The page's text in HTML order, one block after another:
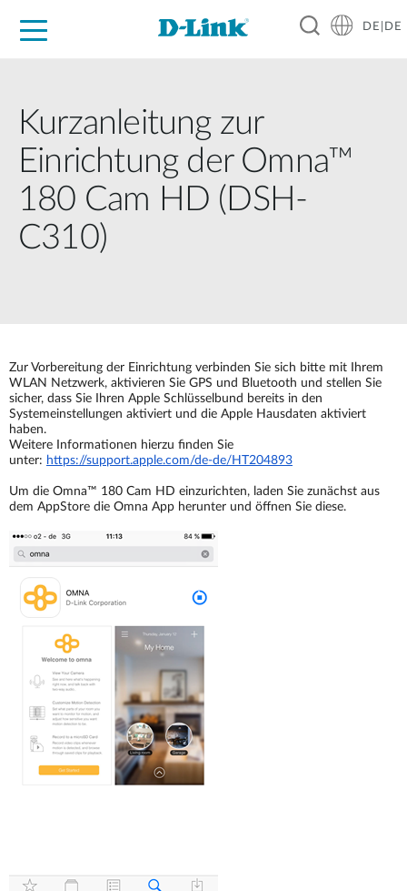
DE|DE
Kurzanleitung zur
Einrichtung der Omna™
180 Cam HD (DSH-
C310)
Zur Vorbereitung der Einrichtung verbinden Sie sich bitte mit Ihrem
WLAN Netzwerk, aktivieren Sie GPS und Bluetooth und stellen Sie
sicher, dass Sie Ihren Apple Schlüsselbund bereits in den
Systemeinstellungen aktiviert und die Apple Hausdaten aktiviert
haben.
Weitere Informationen hierzu finden Sie
unter: https://support.apple.com/de-de/HT204893
Um die Omna™ 180 Cam HD einzurichten, laden Sie zunächst aus
dem AppStore die Omna App herunter und öffnen Sie diese.